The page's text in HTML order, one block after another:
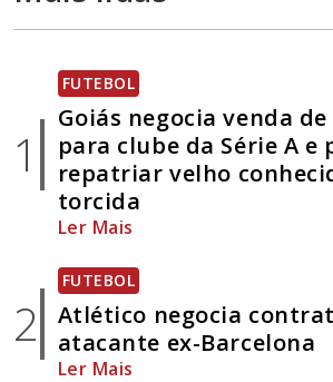
1
FUTEBOL
Goiás negocia venda
para clube da Série A e
repatriar velho
torcida
Ler Mais
2
FUTEBOL
Atlético negocia
atacante ex-Barcelona
Ler Mais